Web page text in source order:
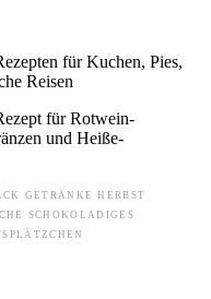
für Kuchen, Pies,
Reisen
für Rotwein-
und Heiße-
GETRÄNKE
HERBST
SCHOKOLADIGES